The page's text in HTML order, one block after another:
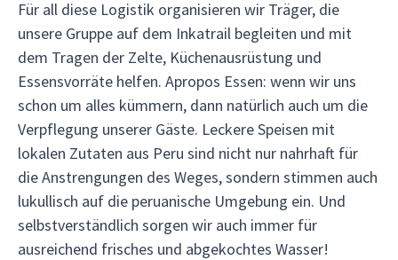
Für all diese Logistik organisieren wir Träger, die
unsere Gruppe auf dem Inkatrail begleiten und mit
dem Tragen der Zelte, Küchenausrüstung und
Essensvorräte helfen. Apropos Essen: wenn wir uns
schon um alles kümmern, dann natürlich auch um die
Verpflegung unserer Gäste. Leckere Speisen mit
lokalen Zutaten aus Peru sind nicht nur nahrhaft für
die Anstrengungen des Weges, sondern stimmen auch
lukullisch auf die peruanische Umgebung ein. Und
selbstverständlich sorgen wir auch immer für
ausreichend frisches und abgekochtes Wasser!